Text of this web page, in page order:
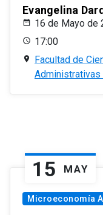
Evangelina
16 de Mayo de
17:00
Facultad de
Administrativas
15 MAY
Microeconomía